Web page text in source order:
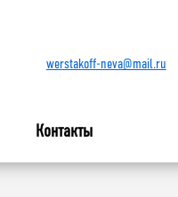
werstakoff-neva@mail.ru
Контакты